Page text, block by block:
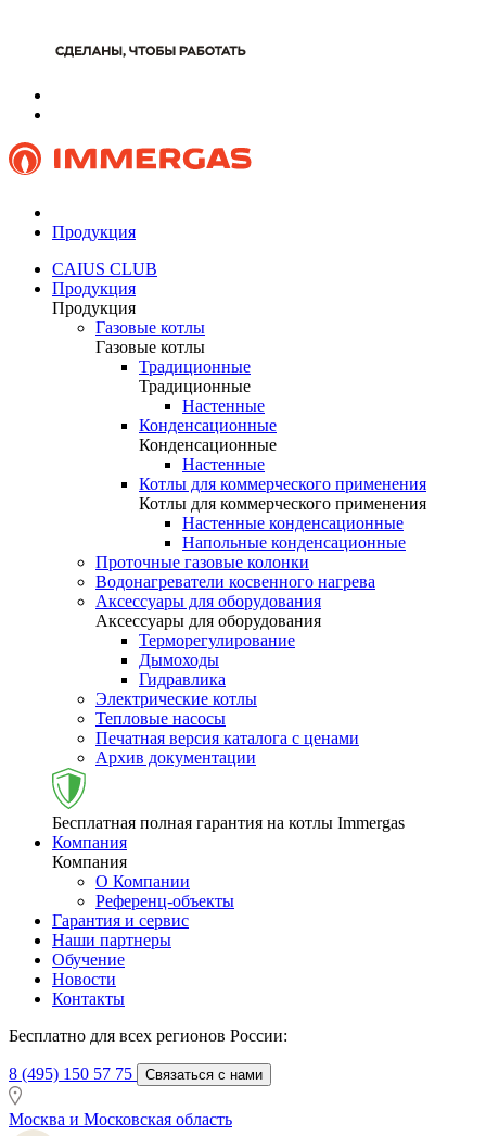
Продукция
CAIUS CLUB
Продукция
Продукция
Газовые котлы
Газовые котлы
Традиционные
Традиционные
Настенные
Конденсационные
Конденсационные
Настенные
Котлы для коммерческого применения
Котлы для коммерческого применения
Настенные конденсационные
Напольные конденсационные
Проточные газовые колонки
Водонагреватели косвенного нагрева
Аксессуары для оборудования
Аксессуары для оборудования
Терморегулирование
Дымоходы
Гидравлика
Электрические котлы
Тепловые насосы
Печатная версия каталога с ценами
Архив документации
Бесплатная полная гарантия на котлы Immergas
Компания
Компания
О Компании
Референц-объекты
Гарантия и сервис
Наши партнеры
Обучение
Новости
Контакты
Бесплатно для всех регионов России:
8 (495) 150 57 75 Связаться с нами
Москва и Московская область